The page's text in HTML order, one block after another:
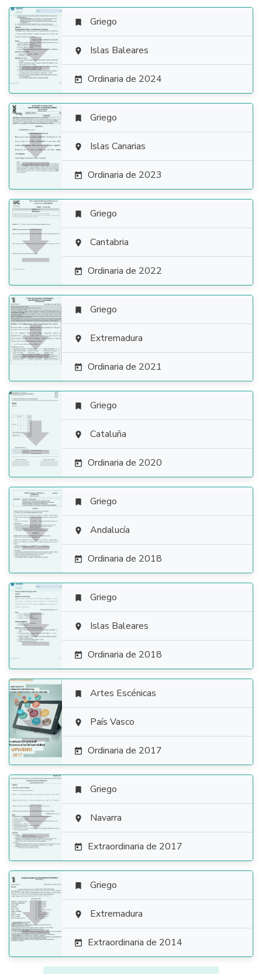

 Griego
 Islas Baleares
 Ordinaria de 2024

 Griego
 Islas Canarias
 Ordinaria de 2023

 Griego
 Cantabria
 Ordinaria de 2022

 Griego
 Extremadura
 Ordinaria de 2021

 Griego
 Cataluña
 Ordinaria de 2020

 Griego
 Andalucía
 Ordinaria de 2018

 Griego
 Islas Baleares
 Ordinaria de 2018

 Artes Escénicas
 País Vasco
 Ordinaria de 2017

 Griego
 Navarra
 Extraordinaria de 2017

 Griego
 Extremadura
 Extraordinaria de 2014